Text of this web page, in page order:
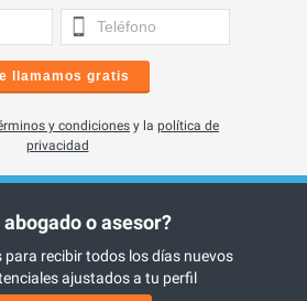
llamamos gratis
y condiciones y la política de
privacidad
abogado o asesor?
para recibir todos los días nuevos
ajustados a tu perfil